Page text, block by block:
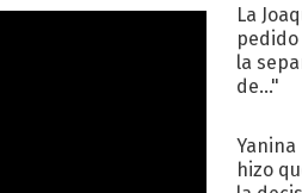
La
pedido
la
de..."
hizo